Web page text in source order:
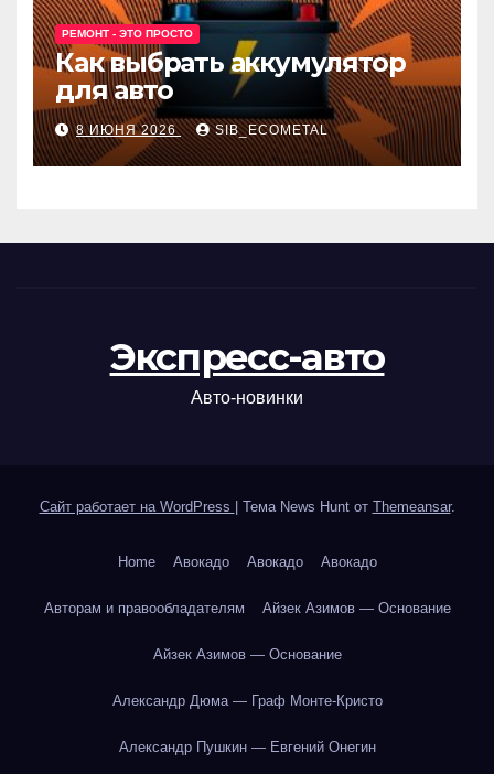
РЕМОНТ - ЭТО ПРОСТО
Как выбрать аккумулятор
для авто
8 ИЮНЯ 2026 SIB_ECOMETAL
Экспресс-авто
Авто-новинки
Сайт работает на WordPress Тема News Hunt от Themeansar.
Home Авокадо Авокадо Авокадо
Авторам и правообладателям Айзек Азимов — Основание
Айзек Азимов — Основание
Александр Дюма — Граф Монте-Кристо
Александр Пушкин — Евгений Онегин